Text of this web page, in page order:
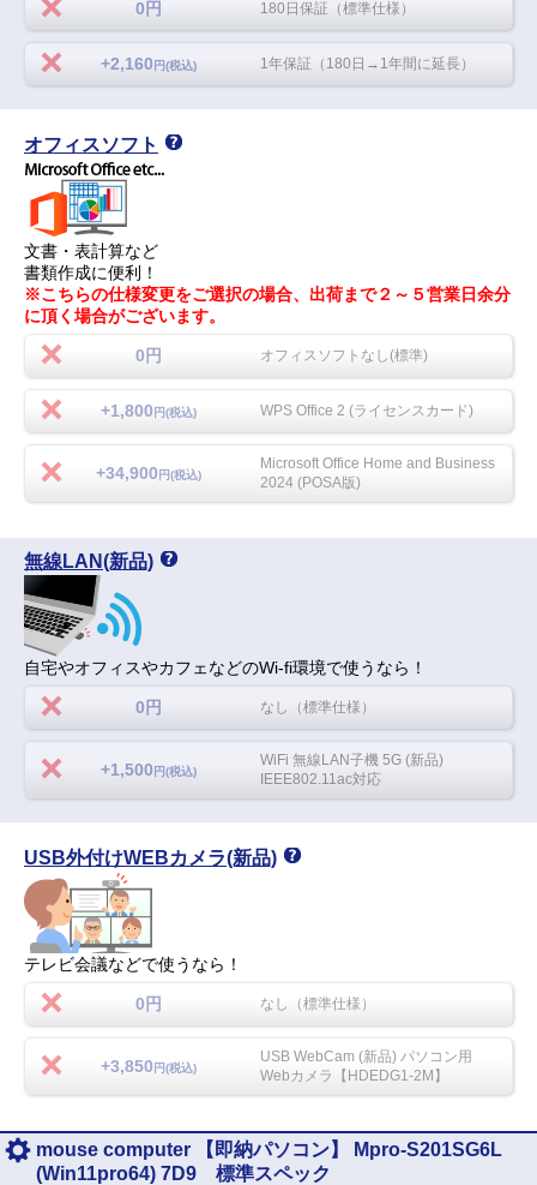
0円 180日保証（標準仕様）
+2,160 円(税込) 1年保証（180日→1年間に延長）
オフィスソフト
文書・表計算など
書類作成に便利！
※こちらの仕様変更をご選択の場合、出荷まで２～５営業日余分
に頂く場合がございます。
0円 オフィスソフトなし(標準)
+1,800 円(税込) WPS Office 2 (ライセンスカード)
+34,900 円(税込)
Microsoft Office Home and Business
2024 (POSA版)
無線LAN(新品)
自宅やオフィスやカフェなどのWi-fi環境で使うなら！
0円 なし（標準仕様）
+1,500 円(税込)
WiFi 無線LAN子機 5G (新品)
IEEE802.11ac対応
USB外付けWEBカメラ(新品)
テレビ会議などで使うなら！
0円 なし（標準仕様）
+3,850 円(税込)
USB WebCam (新品) パソコン用
Webカメラ【HDEDG1-2M】
mouse computer 【即納パソコン】 Mpro-S201SG6L
(Win11pro64) 7D9 標準スペック